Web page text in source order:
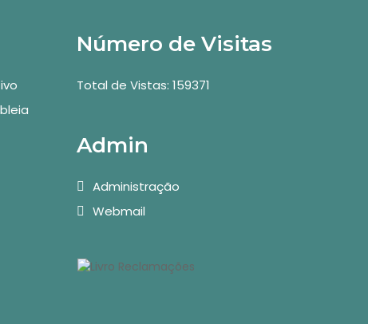
Número de Visitas
Total de Vistas: 159371
Admin
Administração
Webmail